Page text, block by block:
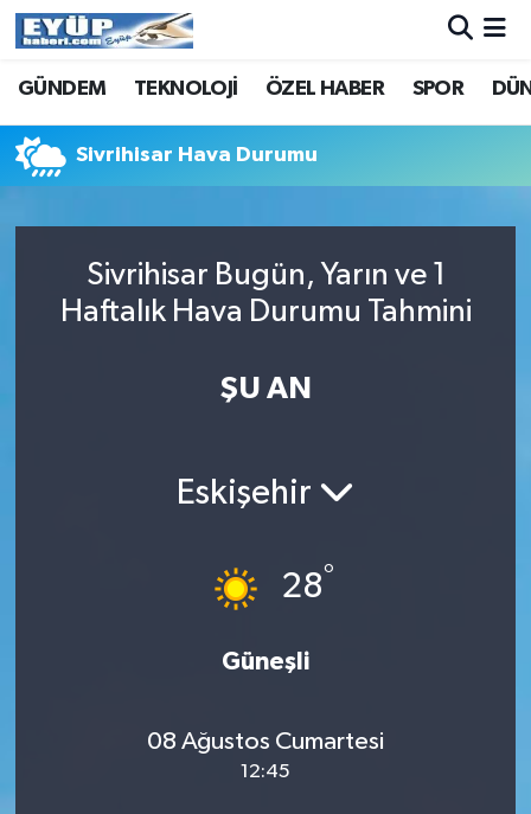
GÜNDEM TEKNOLOJİ ÖZEL HABER SPOR
Sivrihisar Hava Durumu
Sivrihisar Bugün, Yarın ve 1
Haftalık Hava Durumu Tahmini
ŞU AN
Eskişehir
28°
Güneşli
08 Ağustos Cumartesi
12:45